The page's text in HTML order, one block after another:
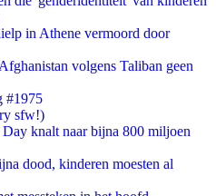
in Athene vermoord door
volgens Taliban geen
#1975
sfw!)
knalt naar bijna 800 miljoen
dood, kinderen moesten al